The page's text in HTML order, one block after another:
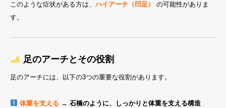
このような症状がある方は、 ハイアーチ（凹足）
の可能性がありま
す。
足のアーチとその役割
足のアーチには、以下の3つの重要な役割があります。
体重を支える → 石橋のように、しっかりと体重を支える構造